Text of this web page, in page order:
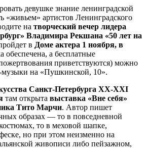
девушке знание ленинградской
«живьем» артистов Ленинградского
на творческий вечер лидера
Владимира Рекшана «50 лет на
в Доме актера 1 ноября, в
обеспечена, а бесплатные
приветствуются) можно
музыки на «Пушкинской, 10».
Санкт-Петербурга XX-XXI
там открыта выставка «Вне себя»
Тито Марчи. Автор пишет
образах — то в повседневной
то в меховой шапке,
но при этом неизменно на
живописи либо пейзажном,